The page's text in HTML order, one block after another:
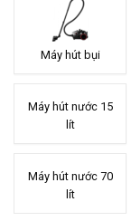
Máy hút bụi
Máy hút nước 15
lít
Máy hút nước 70
lít